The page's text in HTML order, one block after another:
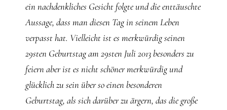
ein nachdenkliches Gesicht folgte und die enttäuschte
Aussage, dass man diesen Tag in seinem Leben
verpasst hat. Vielleicht ist es merkwürdig seinen
29sten Geburtstag am 29sten Juli 2013 besonders zu
feiern aber ist es nicht schöner merkwürdig und
glücklich zu sein über so einen besonderen
Geburtstag, als sich darüber zu ärgern, das die große